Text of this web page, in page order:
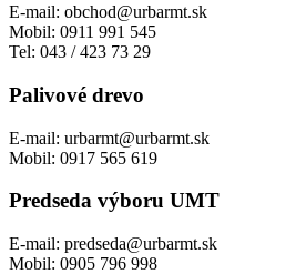
E-mail: obchod@urbarmt.sk
Mobil: 0911 991 545
Tel: 043 / 423 73 29
Palivové drevo
E-mail: urbarmt@urbarmt.sk
Mobil: 0917 565 619
Predseda výboru UMT
E-mail: predseda@urbarmt.sk
Mobil: 0905 796 998